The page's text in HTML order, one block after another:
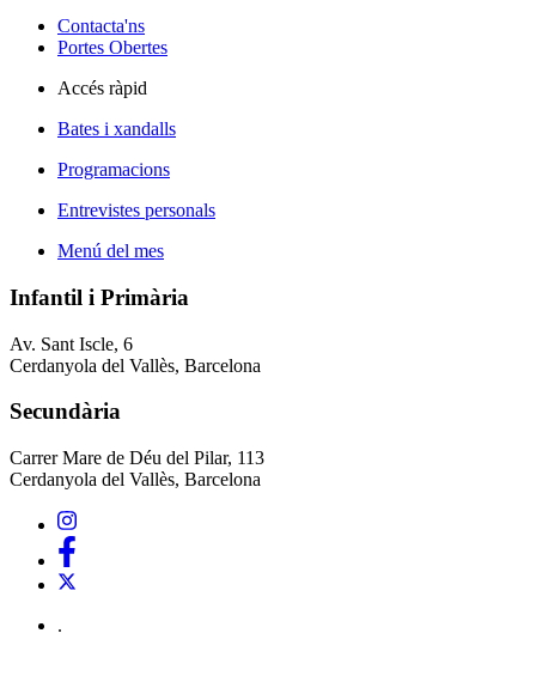
Contacta'ns
Portes Obertes
Accés ràpid
Bates i xandalls
Programacions
Entrevistes personals
Menú del mes
Infantil i Primària
Av. Sant Iscle, 6
Cerdanyola del Vallès, Barcelona
Secundària
Carrer Mare de Déu del Pilar, 113
Cerdanyola del Vallès, Barcelona
.